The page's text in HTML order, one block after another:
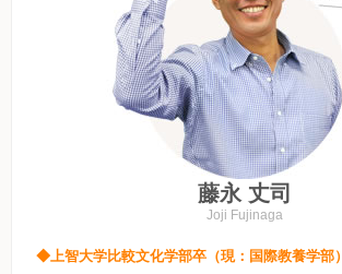
藤永 丈司
Joji Fujinaga
◆上智大学比較文化学部卒（現：国際教養学部）